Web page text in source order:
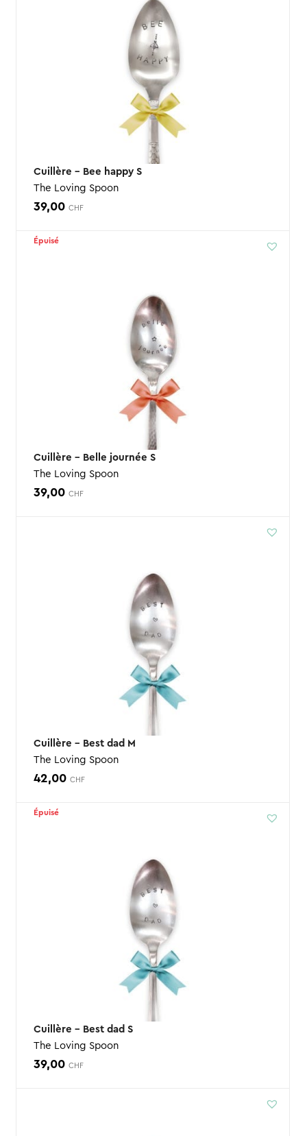
54,00 CHF
Cuillère – Bee happy S
The Loving Spoon
39,00 CHF
Épuisé
Cuillère – Belle journée S
The Loving Spoon
39,00 CHF
Cuillère – Best dad M
The Loving Spoon
42,00 CHF
Épuisé
Cuillère – Best dad S
The Loving Spoon
39,00 CHF